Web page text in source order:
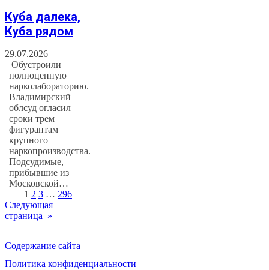
Куба далека,
Куба рядом
29.07.2026
Обустроили
полноценную
нарколабораторию.
Владимирский
облсуд огласил
сроки трем
фигурантам
крупного
наркопроизводства.
Подсудимые,
прибывшие из
Московской…
1 2 3 … 296
Следующая
страница »
Содержание сайта
Политика конфиденциальности